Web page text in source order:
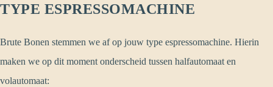
TYPE ESPRESSOMACHINE
Brute Bonen stemmen we af op jouw type espressomachine. Hierin
maken we op dit moment onderscheid tussen halfautomaat en
volautomaat: